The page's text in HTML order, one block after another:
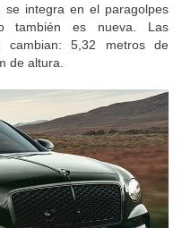
integra en el paragolpes
también es nueva. Las
cambian: 5,32 metros de
de altura.